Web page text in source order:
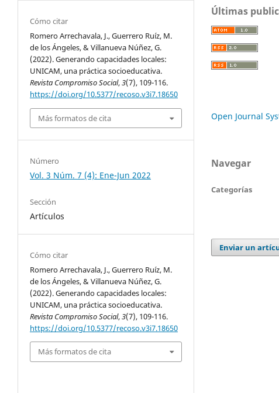
Cómo citar
Romero Arrechavala, J., Guerrero Ruíz, M.
de los Ángeles, & Villanueva Núñez, G.
(2022). Generando capacidades locales:
UNICAM, una práctica socioeducativa.
Revista Compromiso Social,3(7), 109-116.
https://doi.org/10.5377/recoso.v3i7.18650
Más formatos de cita
Número
Vol. 3 Núm. 7 (4): Ene-Jun 2022
Sección
Artículos
Cómo citar
Romero Arrechavala, J., Guerrero Ruíz, M.
de los Ángeles, & Villanueva Núñez, G.
(2022). Generando capacidades locales:
UNICAM, una práctica socioeducativa.
Revista Compromiso Social,3(7), 109-116.
https://doi.org/10.5377/recoso.v3i7.18650
Más formatos de cita
Últimas
Open Journal
Navegar
Categorías
Enviar un